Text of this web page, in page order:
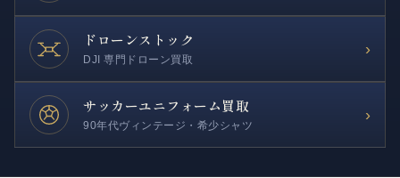
ドローンストック
DJI 専門ドローン買取
›
サッカーユニフォーム買取
90年代ヴィンテージ・希少シャツ
›